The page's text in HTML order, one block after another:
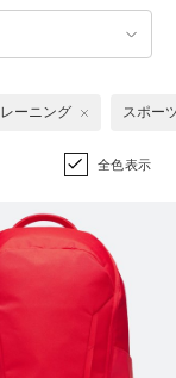
レーニング スポー
全色表示